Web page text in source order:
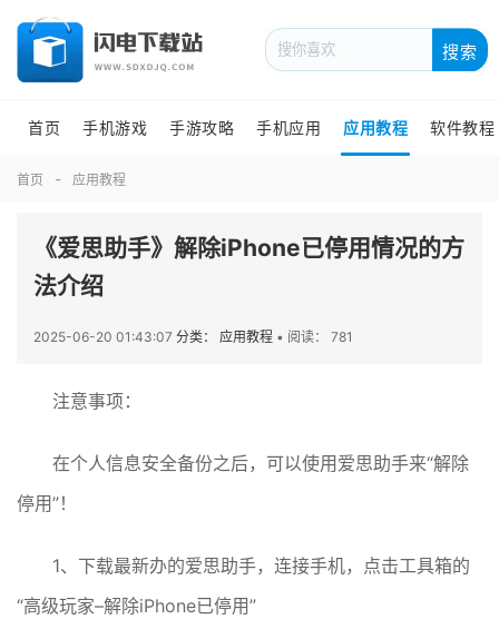
搜索
首页 手机游戏 手游攻略 手机应用 应用教程 软件教程
首页 应用教程
《爱思助手》解除iPhone已停用情况的方
法介绍
2025-06-20 01:43:07 分类： 应用教程 • 阅读： 781
注意事项：
在个人信息安全备份之后，可以使用爱思助手来“解除
停用”！
1、下载最新办的爱思助手，连接手机，点击工具箱的
“高级玩家–解除iPhone已停用”